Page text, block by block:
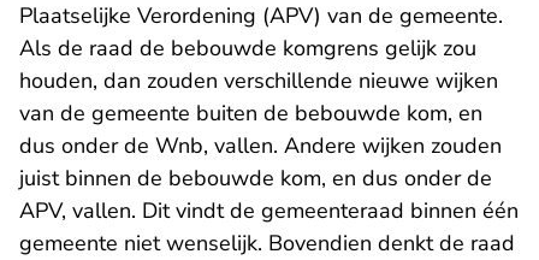
Plaatselijke Verordening (APV) van de gemeente.
Als de raad de bebouwde komgrens gelijk zou
houden, dan zouden verschillende nieuwe wijken
van de gemeente buiten de bebouwde kom, en
dus onder de Wnb, vallen. Andere wijken zouden
juist binnen de bebouwde kom, en dus onder de
APV, vallen. Dit vindt de gemeenteraad binnen één
gemeente niet wenselijk. Bovendien denkt de raad